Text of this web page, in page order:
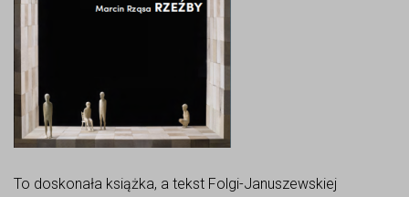
To doskonała książka, a tekst Folgi-Januszewskiej